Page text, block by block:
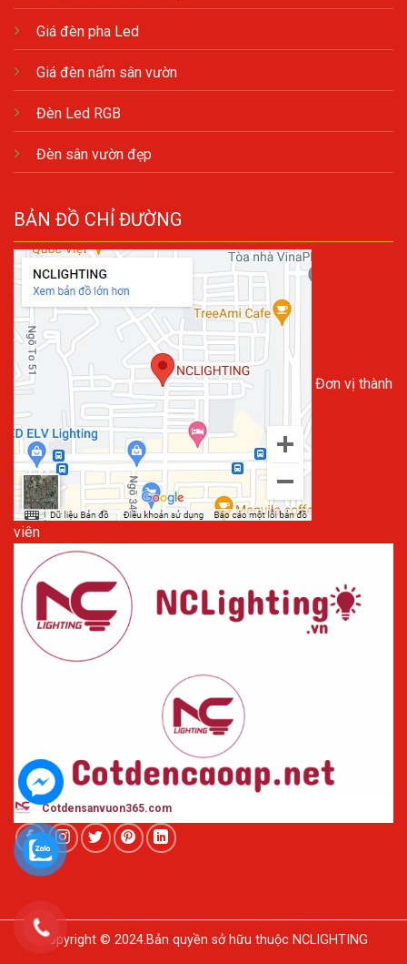
Giá đèn pha Led
Giá đèn nấm sân vườn
Đèn Led RGB
Đèn sân vườn đẹp
BẢN ĐỒ CHỈ ĐƯỜNG
Đơn vị thành
viên
Cotdensanvuon365.com
Copyright © 2024.Bản quyền sở hữu thuộc NCLIGHTING